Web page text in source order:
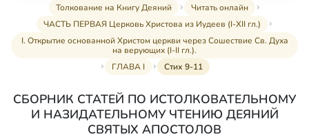
Толкование на Книгу Деяний
Читать онлайн
ЧАСТЬ ПЕРВАЯ Церковь Христова из Иудеев (I-XII гл.)
I. Открытие основанной Христом церкви через Сошествие Св. Духа
на верующих (I-II гл.).
ГЛАВА I
Стих 9-11
СБОРНИК СТАТЕЙ ПО ИСТОЛКОВАТЕЛЬНОМУ
И НАЗИДАТЕЛЬНОМУ ЧТЕНИЮ ДЕЯНИЙ
СВЯТЫХ АПОСТОЛОВ